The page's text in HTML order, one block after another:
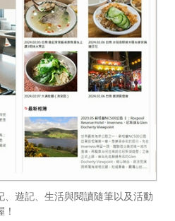
遊記、生活與閱讀隨筆以及活動